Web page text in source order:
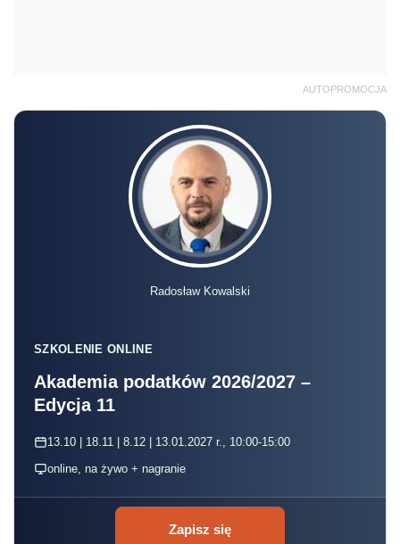
AUTOPROMOCJA
Radosław Kowalski
SZKOLENIE ONLINE
Akademia podatków 2026/2027 –
Edycja 11
13.10 | 18.11 | 8.12 | 13.01.2027 r., 10:00-15:00
online, na żywo + nagranie
Zapisz się